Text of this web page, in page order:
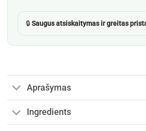
🔒Saugus atsiskaitymas ir greitas
Aprašymas
Ingredients